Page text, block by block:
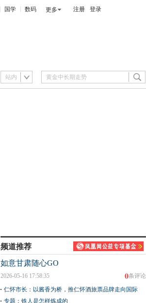
国学 数码 更多 注册 登录
站内
频道推荐
如意甘肃随心GO
0条评论
2026-05-16 17:58:35
仁怀市长：以酱香为桥，推仁怀酒旅票品牌走向国际
专题：铁人是怎样炼成的